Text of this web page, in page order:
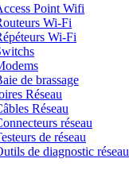
Point Wifi
Wi-Fi
Wi-Fi
de brassage
Réseau
Réseau
réseau
de réseau
de diagnostic réseau